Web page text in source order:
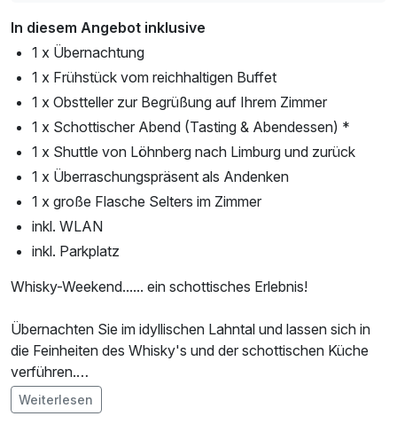
In diesem Angebot inklusive
1 x Übernachtung
1 x Frühstück vom reichhaltigen Buffet
1 x Obstteller zur Begrüßung auf Ihrem Zimmer
1 x Schottischer Abend (Tasting & Abendessen) *
1 x Shuttle von Löhnberg nach Limburg und zurück
1 x Überraschungspräsent als Andenken
1 x große Flasche Selters im Zimmer
inkl. WLAN
inkl. Parkplatz
Whisky-Weekend...... ein schottisches Erlebnis!
Übernachten Sie im idyllischen Lahntal und lassen sich in
die Feinheiten des Whisky's und der schottischen Küche
verführen.
Nach Ihrer Ankunft und einer Zeit der Erholung chauffieren
Im Angebot enthalten
Weiterlesen